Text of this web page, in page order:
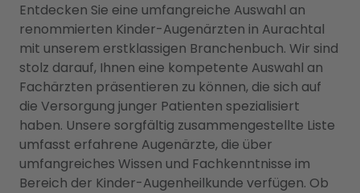
Entdecken Sie eine umfangreiche Auswahl an
renommierten Kinder-Augenärzten in Aurachtal
mit unserem erstklassigen Branchenbuch. Wir sind
stolz darauf, Ihnen eine kompetente Auswahl an
Fachärzten präsentieren zu können, die sich auf
die Versorgung junger Patienten spezialisiert
haben. Unsere sorgfältig zusammengestellte Liste
umfasst erfahrene Augenärzte, die über
umfangreiches Wissen und Fachkenntnisse im
Bereich der Kinder-Augenheilkunde verfügen. Ob